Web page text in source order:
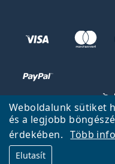
Weboldalunk sütiket
és a legjobb
érdekében.
Több
Elutasít